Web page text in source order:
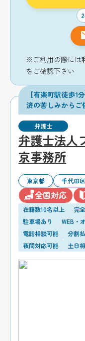
※ご利用の際には
をご確認下さい
【有楽町駅徒歩1
済の苦しみからご
弁護士
弁護士法人
京事務所
東京都 千代田区
全国対応
在籍数10名以上 完
駐車場あり
WEB・
電話相談可能
分割
夜間対応可能
土日